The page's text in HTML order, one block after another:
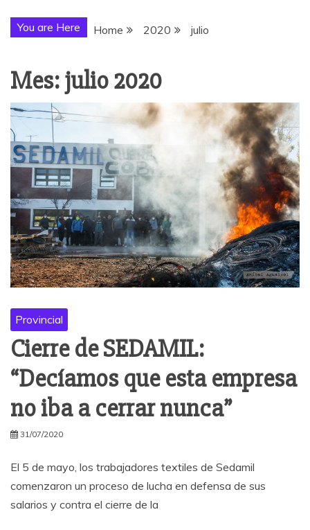
You are Here Home 2020 julio
Mes:julio 2020
Provincial
Cierre de SEDAMIL:
“Decíamos que esta empresa
no iba a cerrar nunca”
31/07/2020
El 5 de mayo, los trabajadores textiles de Sedamil
comenzaron un proceso de lucha en defensa de sus
salarios y contra el cierre de la